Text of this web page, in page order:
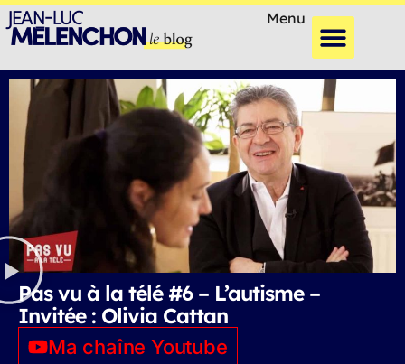
Menu
Pas vu à la télé #6 – L’autisme –
Invitée : Olivia Cattan
Ma chaîne Youtube